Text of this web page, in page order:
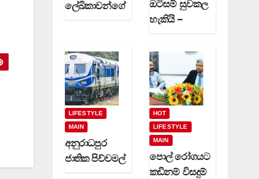
ලේඛිකාවන්ගේ
රචිත නවක
ග්‍රන්ථ දෙකක්
(video)
ඔටිසම් සුවකල
හැකියි –
ප්‍රේමකුමාර
වෙදමහතා
(video)
LIFESTYLE
MAIN
අනුරාධපුර
ජාතික පිච්චමල්
HOT
LIFESTYLE
MAIN
පොල් රෝගයට
කඩිනම් විසදුම්